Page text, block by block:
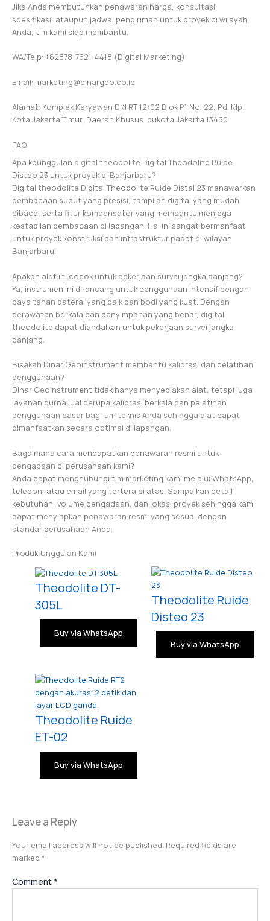
Jika Anda membutuhkan penawaran harga, konsultasi
spesifikasi, ataupun jadwal pengiriman untuk proyek di wilayah
Anda, tim kami siap membantu.
WA/Telp: +62878-7521-4418 (Digital Marketing)
Email: marketing@dinargeo.co.id
Alamat: Komplek Karyawan DKI RT 12/02 Blok P1 No. 22, Pd. Klp.,
Kota Jakarta Timur, Daerah Khusus Ibukota Jakarta 13450
FAQ
Apa keunggulan digital theodolite Digital Theodolite Ruide
Disteo 23 untuk proyek di Banjarbaru?
Digital theodolite Digital Theodolite Ruide Distal 23 menawarkan
pembacaan sudut yang presisi, tampilan digital yang mudah
dibaca, serta fitur kompensator yang membantu menjaga
kestabilan pembacaan di lapangan. Hal ini sangat bermanfaat
untuk proyek konstruksi dan infrastruktur padat di wilayah
Banjarbaru.
Apakah alat ini cocok untuk pekerjaan survei jangka panjang?
Ya, instrumen ini dirancang untuk penggunaan intensif dengan
daya tahan baterai yang baik dan bodi yang kuat. Dengan
perawatan berkala dan penyimpanan yang benar, digital
theodolite dapat diandalkan untuk pekerjaan survei jangka
panjang.
Bisakah Dinar Geoinstrument membantu kalibrasi dan pelatihan
penggunaan?
Dinar Geoinstrument tidak hanya menyediakan alat, tetapi juga
layanan purna jual berupa kalibrasi berkala dan pelatihan
penggunaan dasar bagi tim teknis Anda sehingga alat dapat
dimanfaatkan secara optimal di lapangan.
Bagaimana cara mendapatkan penawaran resmi untuk
pengadaan di perusahaan kami?
Anda dapat menghubungi tim marketing kami melalui WhatsApp,
telepon, atau email yang tertera di atas. Sampaikan detail
kebutuhan, volume pengadaan, dan lokasi proyek sehingga kami
dapat menyiapkan penawaran resmi yang sesuai dengan
standar perusahaan Anda.
Produk Unggulan Kami
Theodolite DT-
305L
Buy via WhatsApp
Theodolite Ruide
Disteo 23
Buy via WhatsApp
Theodolite Ruide
ET-02
Buy via WhatsApp
Leave a Reply
Your email address will not be published. Required fields are
marked *
Comment *